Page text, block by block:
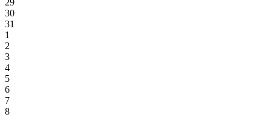
29
30
31
1
2
3
4
5
6
7
8